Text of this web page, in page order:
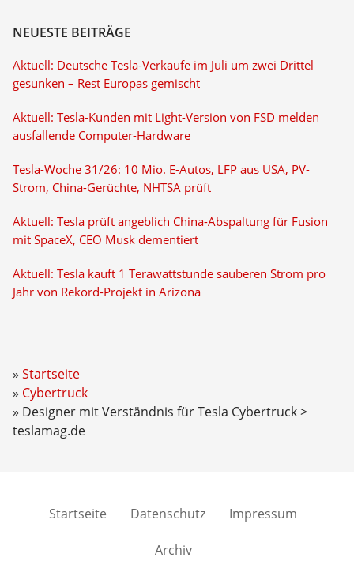
NEUESTE BEITRÄGE
Aktuell: Deutsche Tesla-Verkäufe im Juli um zwei Drittel
gesunken – Rest Europas gemischt
Aktuell: Tesla-Kunden mit Light-Version von FSD melden
ausfallende Computer-Hardware
Tesla-Woche 31/26: 10 Mio. E-Autos, LFP aus USA, PV-
Strom, China-Gerüchte, NHTSA prüft
Aktuell: Tesla prüft angeblich China-Abspaltung für Fusion
mit SpaceX, CEO Musk dementiert
Aktuell: Tesla kauft 1 Terawattstunde sauberen Strom pro
Jahr von Rekord-Projekt in Arizona
Startseite
Cybertruck
Designer mit Verständnis für Tesla Cybertruck >
teslamag.de
Startseite Datenschutz Impressum
Archiv